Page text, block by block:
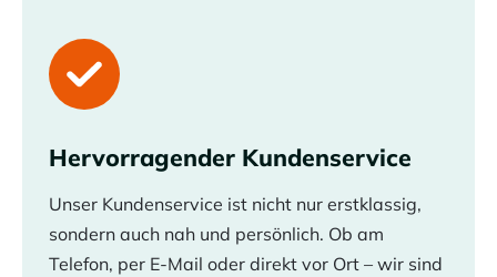
Hervorragender Kundenservice
Unser Kundenservice ist nicht nur erstklassig,
sondern auch nah und persönlich. Ob am
Telefon, per E-Mail oder direkt vor Ort – wir sind